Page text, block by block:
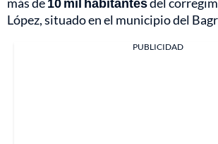
López, situado en el municipio del
PUBLICIDAD